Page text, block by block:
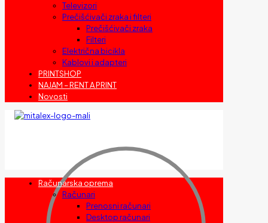
Televizori
Prečišćivači zraka i filteri
Prečišćivači zraka
Filteri
Električna bicikla
Kablovi i adapteri
PRINTSHOP
NAJAM – RENT A PRINT
Novosti
Računarska oprema
Računari
Prenosni računari
Desktop računari